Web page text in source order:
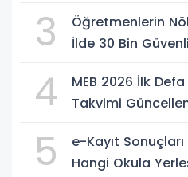
3
Öğretmenlerin
İlde 30 Bin
4
MEB 2026 İlk
Takvimi
5
e-Kayıt
Hangi Okula